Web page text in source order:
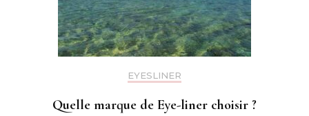
EYESLINER
Quelle marque de Eye-liner choisir ?